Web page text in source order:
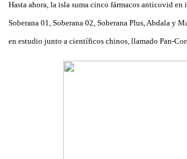
Hasta ahora, la isla suma cinco fármacos anticovid
Soberana 01, Soberana 02, Soberana Plus, Abdala y
en estudio junto a científicos chinos, llamado Pan-